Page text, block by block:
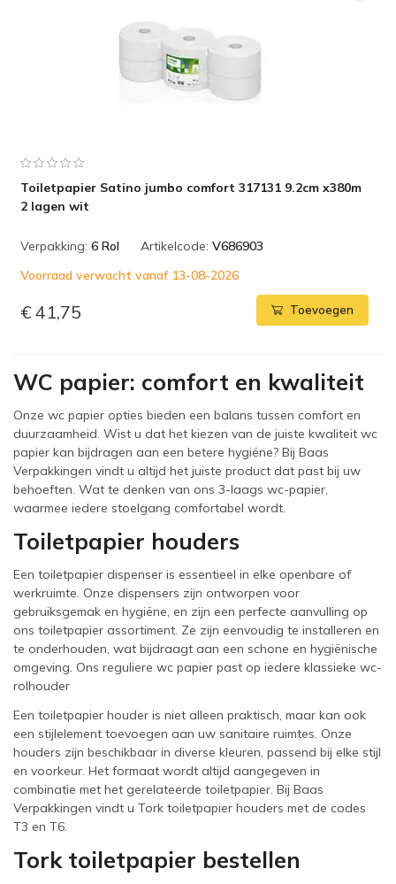
Toiletpapier Satino jumbo comfort 317131 9.2cm x380m
2 lagen wit
Verpakking: 6 Rol Artikelcode: V686903
Voorraad verwacht vanaf 13-08-2026
€ 41,75 Toevoegen
WC papier: comfort en kwaliteit
Onze wc papier opties bieden een balans tussen comfort en
duurzaamheid. Wist u dat het kiezen van de juiste kwaliteit wc
papier kan bijdragen aan een betere hygiëne? Bij Baas
Verpakkingen vindt u altijd het juiste product dat past bij uw
behoeften. Wat te denken van ons 3-laags wc-papier,
waarmee iedere stoelgang comfortabel wordt.
Toiletpapier houders
Een toiletpapier dispenser is essentieel in elke openbare of
werkruimte. Onze dispensers zijn ontworpen voor
gebruiksgemak en hygiëne, en zijn een perfecte aanvulling op
ons toiletpapier assortiment. Ze zijn eenvoudig te installeren en
te onderhouden, wat bijdraagt aan een schone en hygiënische
omgeving. Ons reguliere wc papier past op iedere klassieke wc-
rolhouder
Een toiletpapier houder is niet alleen praktisch, maar kan ook
een stijlelement toevoegen aan uw sanitaire ruimtes. Onze
houders zijn beschikbaar in diverse kleuren, passend bij elke stijl
en voorkeur. Het formaat wordt altijd aangegeven in
combinatie met het gerelateerde toiletpapier. Bij Baas
Verpakkingen vindt u Tork toiletpapier houders met de codes
T3 en T6.
Tork toiletpapier bestellen